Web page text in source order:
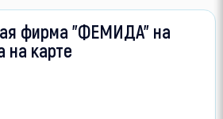
фирма "ФЕМИДА" на
на карте